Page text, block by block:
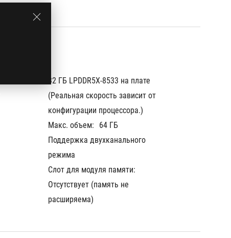
32 ГБ LPDDR5X-8533 на плате
(Реальная скорость зависит от
конфигурации процессора.)
Макс. объем:
64 ГБ
Поддержка двухканального
режима
Слот для модуля памяти:
Отсутствует (память не
расширяема)